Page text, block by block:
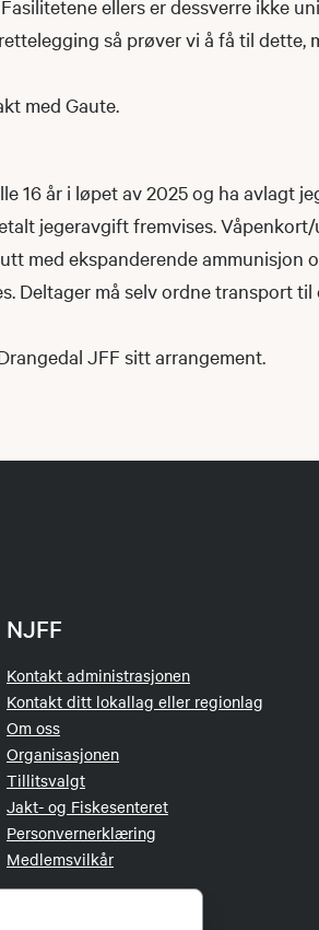
ellers er dessverre ikke
så prøver vi å få til dette,
med Gaute.
16 år i løpet av 2025 og ha avlagt
jegeravgift fremvises.
med ekspanderende ammunisjon
Deltager må selv ordne transport til
JFF sitt arrangement.
NJFF
Kontakt administrasjonen
Kontakt ditt lokallag eller regionlag
Om oss
Organisasjonen
Tillitsvalgt
Jakt- og Fiskesenteret
Personvernerklæring
Medlemsvilkår